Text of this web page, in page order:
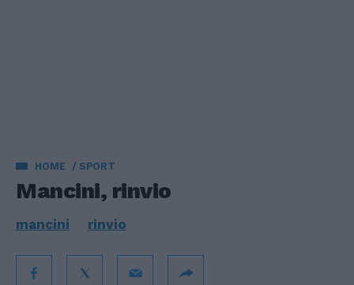
HOME SPORT
Mancini, rinvio
mancini rinvio